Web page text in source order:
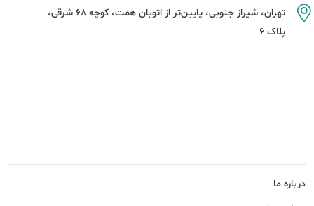
درباره ما
تهران، شیراز جنوبی، پایین‌تر از اتوبان همت، کوچه 68 شرقی،
پلاک 6